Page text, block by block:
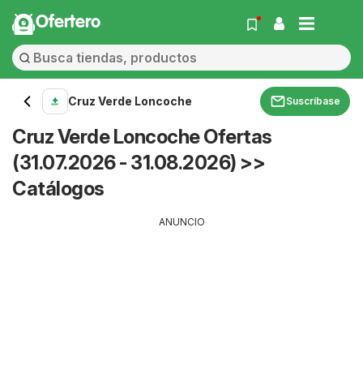
Ofertero
Cruz Verde Loncoche Suscríbase
Cruz Verde Loncoche Ofertas
(31.07.2026 - 31.08.2026) >>
Catálogos
ANUNCIO